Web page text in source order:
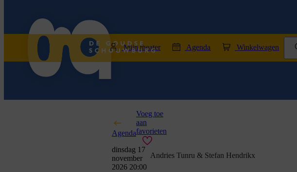
Mijn theater Agenda Winkelwagen
Agenda
Voeg toe
aan
favorieten
dinsdag 17
november
2026 20:00
Andries Tunru & Stefan Hendrikx